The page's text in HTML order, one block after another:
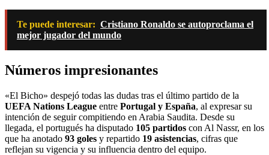
Te puede interesar: Cristiano Ronaldo se autoproclama el
mejor jugador del mundo
Números impresionantes
«El Bicho» despejó todas las dudas tras el último partido de la
UEFA Nations League entre Portugal y España, al expresar su
intención de seguir compitiendo en Arabia Saudita. Desde su
llegada, el portugués ha disputado 105 partidos con Al Nassr, en los
que ha anotado 93 goles y repartido 19 asistencias, cifras que
reflejan su vigencia y su influencia dentro del equipo.